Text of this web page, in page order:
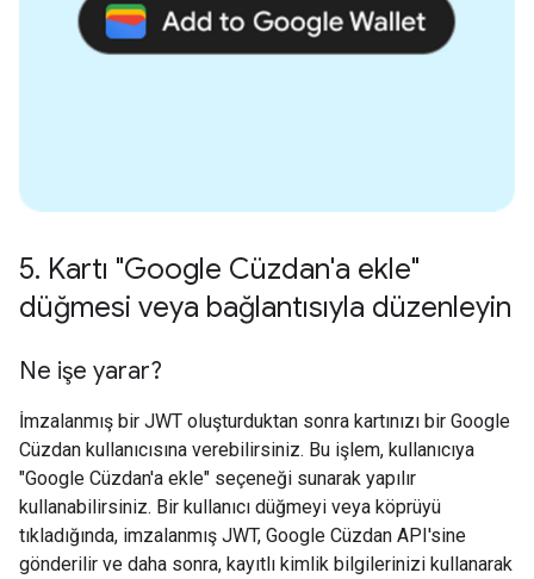
5. Kartı "Google Cüzdan'a ekle"
düğmesi veya bağlantısıyla düzenleyin
Ne işe yarar?
İmzalanmış bir JWT oluşturduktan sonra kartınızı bir Google
Cüzdan kullanıcısına verebilirsiniz. Bu işlem, kullanıcıya
"Google Cüzdan'a ekle" seçeneği sunarak yapılır
kullanabilirsiniz. Bir kullanıcı düğmeyi veya köprüyü
tıkladığında, imzalanmış JWT, Google Cüzdan API'sine
gönderilir ve daha sonra, kayıtlı kimlik bilgilerinizi kullanarak